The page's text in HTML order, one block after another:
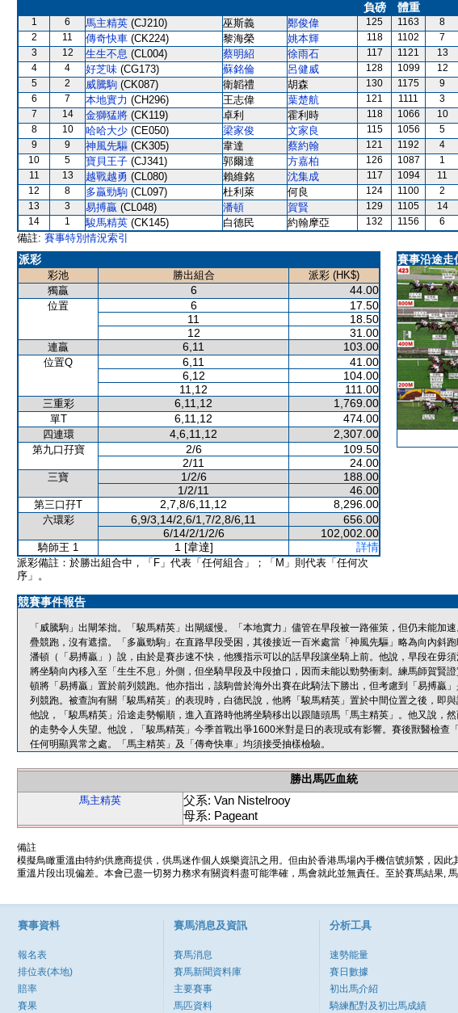
負磅
體重
1 6 馬主精英 (CJ210) 巫斯義 鄭俊偉 125 1163 8
2
11 傳奇快車 (CK224) 黎海榮 姚本輝 118 1102 7
3
12 生生不息 (CL004) 蔡明紹 徐雨石 117 1121 13
4
4 好芝味 (CG173) 蘇銘倫 呂健威 128 1099 12
5
2 威騰駒 (CK087) 衛韜禮 胡森 130 1175 9
6
7 本地實力 (CH296) 王志偉 葉楚航 121 1111 3
7
14 金獅猛將 (CK119) 卓利 霍利時 118 1066 10
8
10 哈哈大少 (CE050) 梁家俊 文家良 115 1056 5
9
9 神風先驅 (CK305) 韋達 蔡約翰 121 1192 4
10
5 寶貝王子 (CJ341) 郭爾達 方嘉柏 126 1087 1
11
13 越戰越勇 (CL080) 賴維銘 沈集成 117 1094 11
12
8 多贏勁駒 (CL097) 杜利萊 何良 124 1100 2
13
3 易搏贏 (CL048) 潘頓 賀賢 129 1105 14
14
1 駿馬精英 (CK145) 白德民 約翰摩亞 132 1156 6
備註: 賽事特別情況索引
派彩
彩池 勝出組合
派彩 (HK$)
獨贏
6 44.00
位置 6
17.50
11
18.50
12
31.00
連贏 6,11 103.00
位置Q 6,11
41.00
6,12
104.00
11,12
111.00
三重彩 6,11,12 1,769.00
單T 6,11,12 474.00
四連環 4,6,11,12 2,307.00
第九口孖寶 2/6
109.50
2/11
24.00
三寶 1/2/6
188.00
1/2/11
46.00
第三口孖T 2,7,8/6,11,12 8,296.00
六環彩 6,9/3,14/2,6/1,7/2,8/6,11
656.00
6/14/2/1/2/6
102,002.00
騎師王 1 1 [韋達] 詳情
派彩備註：於勝出組合中，「F」代表「任何組合」；「M」則代表「任何次
序」。
賽事沿途走
競賽事件報告
「威騰駒」出閘笨拙。「駿馬精英」出閘緩慢。「本地實力」儘管在早段被一路催策，但仍未能加
疊競跑，沒有遮擋。「多贏勁駒」在直路早段受困，其後接近一百米處當「神風先驅」略為向內斜
潘頓（「易搏贏」）說，由於是賽步速不快，他獲指示可以的話早段讓坐騎上前。他說，早段在毋
將坐騎向內移入至「生生不息」外側，但坐騎早段及中段搶口，因而未能以勁勢衝刺。練馬師賀賢
頓將「易搏贏」置於前列競跑。他亦指出，該駒曾於海外出賽在此騎法下勝出，但考慮到「易搏贏
列競跑。被查詢有關「駿馬精英」的表現時，白德民說，他將「駿馬精英」置於中間位置之後，即與
他說，「駿馬精英」沿途走勢暢順，進入直路時他將坐騎移出以跟隨頭馬「馬主精英」。他又說，
的走勢令人失望。他說，「駿馬精英」今季首戰出爭1600米對是日的表現或有影響。賽後獸醫檢查
任何明顯異常之處。「馬主精英」及「傳奇快車」均須接受抽樣檢驗。
勝出馬匹血統
馬主精英
父系: Van Nistelrooy
母系: Pageant
備註
模擬鳥瞰重溫由特約供應商提供，供馬迷作個人娛樂資訊之用。但由於香港馬場內手機信號頻繁，因
重溫片段出現偏差。本會已盡一切努力務求有關資料盡可能準確，馬會就此並無責任。至於賽馬結果,
賽事資料
報名表
排位表(本地)
賠率
賽果
賽馬消息及資訊
賽馬消息
賽馬新聞資料庫
主要賽事
馬匹資料
分析工具
速勢能量
賽日數據
初出馬介紹
騎練配對及初岀馬成績